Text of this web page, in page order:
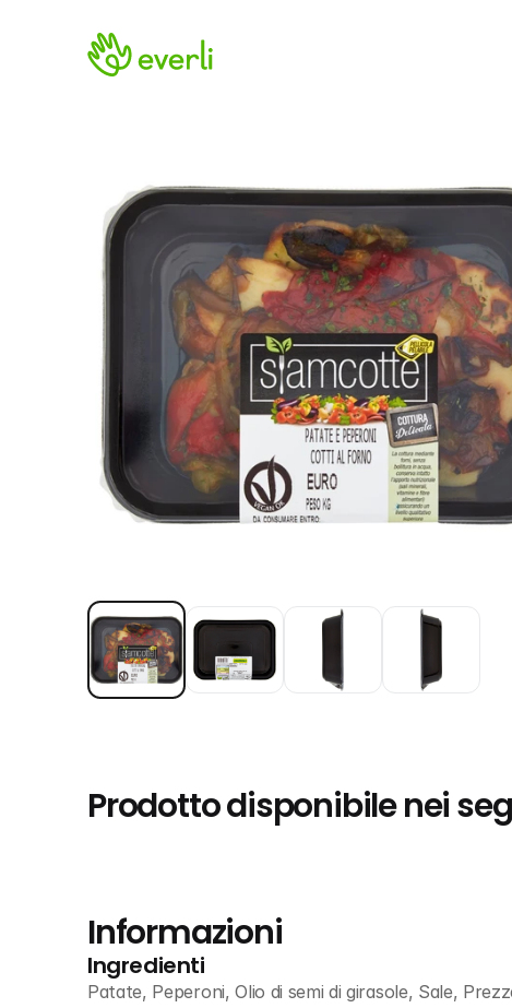
Prodotto disponibile nei
Informazioni
Ingredienti
Patate, Peperoni, Olio di semi di girasole, Sale,